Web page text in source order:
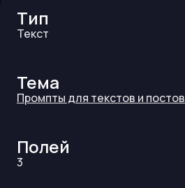
Тип
Текст
Тема
Промпты для текстов и постов
Полей
3